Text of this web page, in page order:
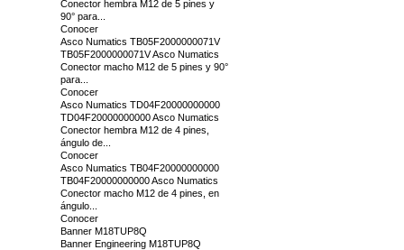
Conector hembra M12 de 5 pines y
90° para...
Conocer
Asco Numatics TB05F2000000071V
TB05F2000000071V Asco Numatics
Conector macho M12 de 5 pines y 90°
para...
Conocer
Asco Numatics TD04F20000000000
TD04F20000000000 Asco Numatics
Conector hembra M12 de 4 pines,
ángulo de...
Conocer
Asco Numatics TB04F20000000000
TB04F20000000000 Asco Numatics
Conector macho M12 de 4 pines, en
ángulo...
Conocer
Banner M18TUP8Q
Banner Engineering M18TUP8Q